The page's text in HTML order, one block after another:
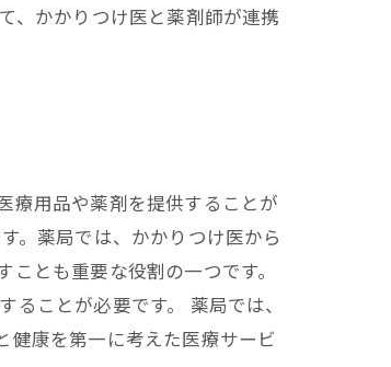
、かかりつけ医と薬剤師が連携
療用品や薬剤を提供することが
。薬局では、かかりつけ医から
とも重要な役割の一つです。
ことが必要です。 薬局では、
健康を第一に考えた医療サービ